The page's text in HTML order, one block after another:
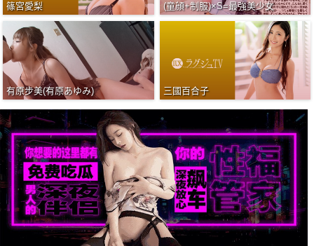
篠宮愛梨 (童顔+制服)×S=最強美少女
有原步美(有原あゆみ) 三國百合子